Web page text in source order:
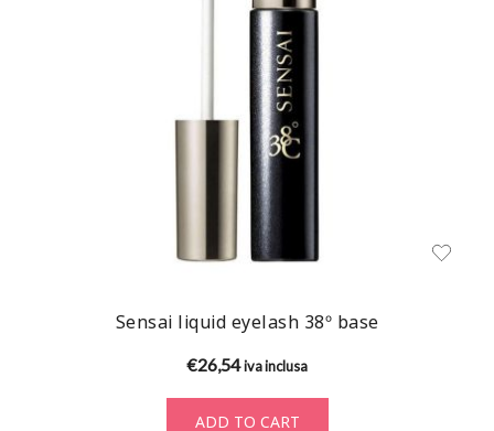
Sensai liquid eyelash 38º base
€26,54iva inclusa
ADD TO CART